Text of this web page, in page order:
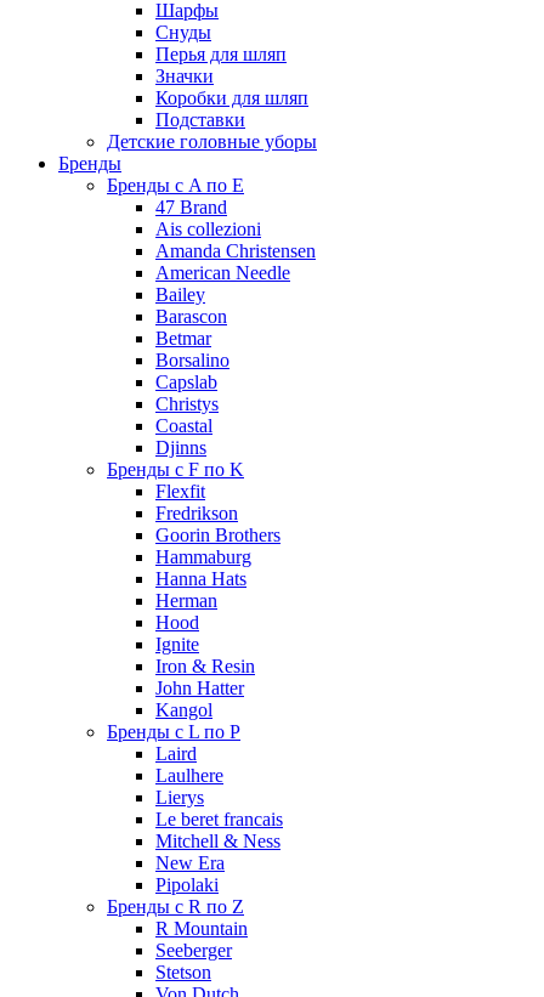
Шарфы
Снуды
Перья для шляп
Значки
Коробки для шляп
Подставки
Детские головные уборы
Бренды
Бренды с A по E
47 Brand
Ais collezioni
Amanda Christensen
American Needle
Bailey
Barascon
Betmar
Borsalino
Capslab
Christys
Coastal
Djinns
Бренды с F по K
Flexfit
Fredrikson
Goorin Brothers
Hammaburg
Hanna Hats
Herman
Hood
Ignite
Iron & Resin
John Hatter
Kangol
Бренды с L по P
Laird
Laulhere
Lierys
Le beret francais
Mitchell & Ness
New Era
Pipolaki
Бренды с R по Z
R Mountain
Seeberger
Stetson